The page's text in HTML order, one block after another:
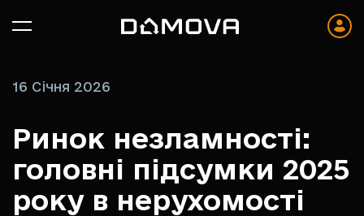
16 Січня 2026
Ринок незламності:
головні підсумки 2025
року в нерухомості